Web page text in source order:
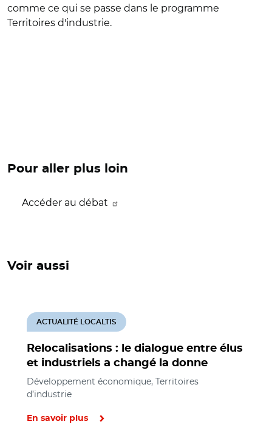
comme ce qui se passe dans le programme
Territoires d'industrie.
Pour aller plus loin
Accéder au débat
Voir aussi
Relocalisations : le dialogue entre élus
et industriels a changé la donne
ACTUALITÉ LOCALTIS
Développement économique, Territoires
d’industrie
En savoir plus